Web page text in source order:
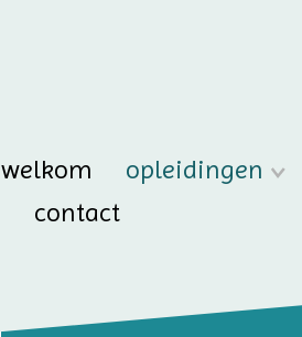
welkom opleidingen
contact